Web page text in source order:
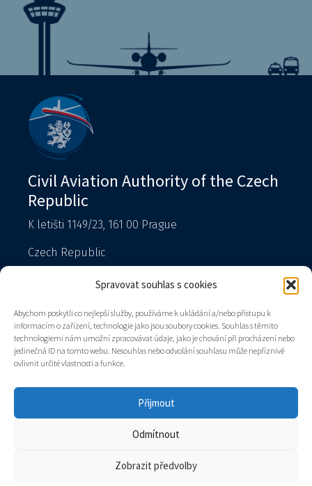
Spravovat souhlas s cookies
Abychom poskytli co nejlepší služby, používáme k ukládání a/nebo přístupu k
informacím o zařízení, technologie jako jsou soubory cookies. Souhlas s těmito
technologiemi nám umožní zpracovávat údaje, jako je chování při procházení nebo
jedinečná ID na tomto webu. Nesouhlas nebo odvolání souhlasu může nepříznivě
ovlivnit určité vlastnosti a funkce.
Přijmout
Odmítnout
Zobrazit předvolby
Civil Aviation Authority of the Czech
Republic
K letišti 1149/23, 161 00 Prague
Czech Republic
T: 225 421 111 – reception
podatelna@caa.gov.cz
Data box: v8gaaz5